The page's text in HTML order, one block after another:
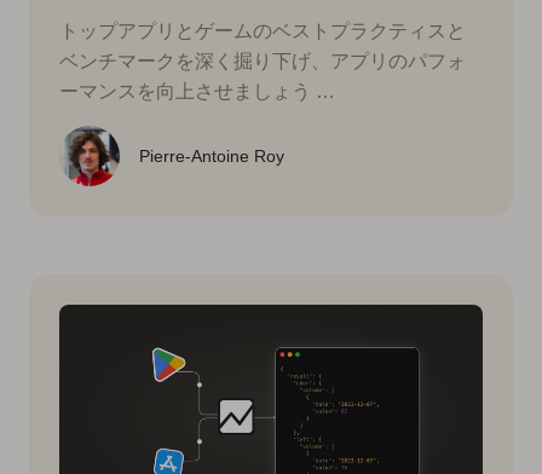
トップアプリとゲームのベストプラクティスと
ベンチマークを深く掘り下げ、アプリのパフォ
ーマンスを向上させましょう …
Pierre-Antoine Roy